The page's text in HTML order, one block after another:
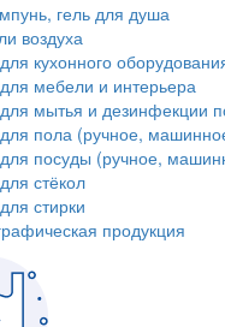
гель для душа
воздуха
кухонного
мебели и интерьера
мытья и дезинфекции
пола (ручное,
посуды (ручное,
стёкол
стирки
продукция